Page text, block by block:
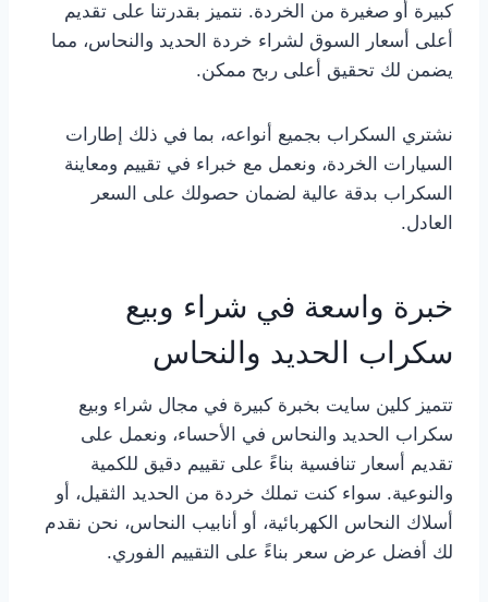
كبيرة أو صغيرة من الخردة. نتميز بقدرتنا على تقديم
أعلى أسعار السوق لشراء خردة الحديد والنحاس، مما
يضمن لك تحقيق أعلى ربح ممكن.
نشتري السكراب بجميع أنواعه، بما في ذلك إطارات
السيارات الخردة، ونعمل مع خبراء في تقييم ومعاينة
السكراب بدقة عالية لضمان حصولك على السعر
العادل.
خبرة واسعة في شراء وبيع
سكراب الحديد والنحاس
تتميز كلين سايت بخبرة كبيرة في مجال شراء وبيع
سكراب الحديد والنحاس في الأحساء، ونعمل على
تقديم أسعار تنافسية بناءً على تقييم دقيق للكمية
والنوعية. سواء كنت تملك خردة من الحديد الثقيل، أو
أسلاك النحاس الكهربائية، أو أنابيب النحاس، نحن نقدم
لك أفضل عرض سعر بناءً على التقييم الفوري.